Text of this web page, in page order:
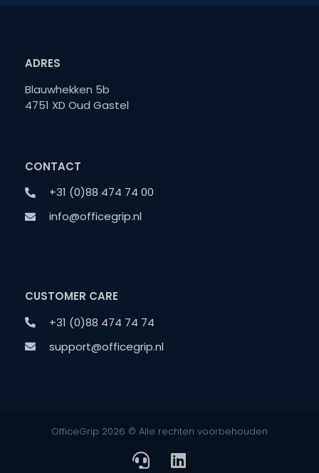
ADRES
Blauwhekken 5b
4751 XD Oud Gastel
CONTACT
+31 (0)88 474 74 00
info@officegrip.nl
CUSTOMER CARE
+31 (0)88 474 74 74
support@officegrip.nl
OfficeGrip 2026 © Alle rechten voorbehouden